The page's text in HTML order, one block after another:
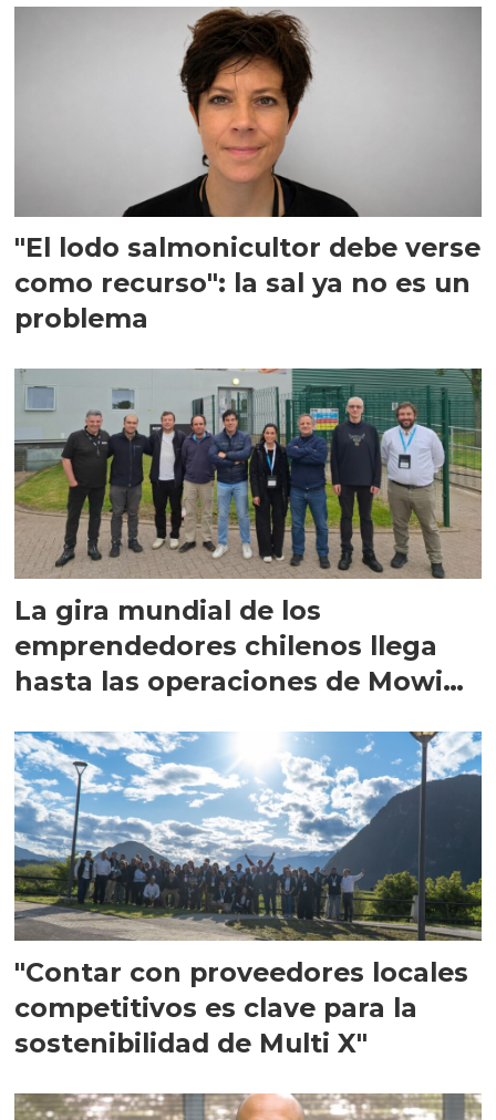
"El lodo salmonicultor debe verse
como recurso": la sal ya no es un
problema
La gira mundial de los
emprendedores chilenos llega
hasta las operaciones de Mowi
"Contar con proveedores locales
competitivos es clave para la
sostenibilidad de Multi X"